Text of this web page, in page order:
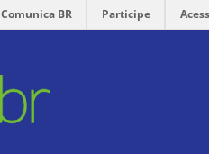
Comunica BR Participe